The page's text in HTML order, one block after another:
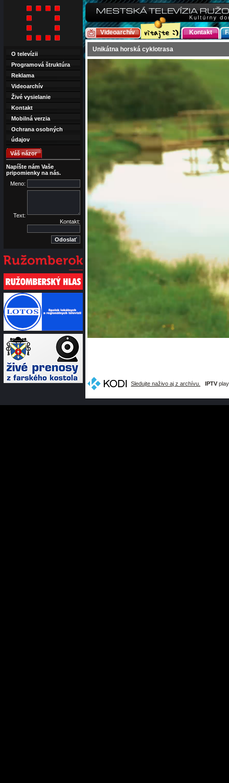
Videoarchív Kontakt
Unikátna horská cyklotrasa
Sledujte naživo aj z archívu. IPTV
O televízii
Programová štruktúra
Reklama
Videoarchív
Živé vysielanie
Kontakt
Mobilná verzia
Ochrana osobných
údajov
Váš názor
Napíšte nám Vaše
pripomienky na nás.
Meno:
Text:
Kontakt: